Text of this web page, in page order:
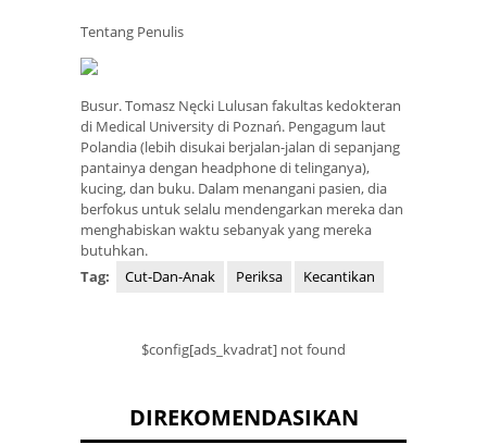
Tentang Penulis
Busur. Tomasz Nęcki Lulusan fakultas kedokteran
di Medical University di Poznań. Pengagum laut
Polandia (lebih disukai berjalan-jalan di sepanjang
pantainya dengan headphone di telinganya),
kucing, dan buku. Dalam menangani pasien, dia
berfokus untuk selalu mendengarkan mereka dan
menghabiskan waktu sebanyak yang mereka
butuhkan.
Tag:
Cut-Dan-Anak Periksa Kecantikan
$config[ads_kvadrat] not found
DIREKOMENDASIKAN